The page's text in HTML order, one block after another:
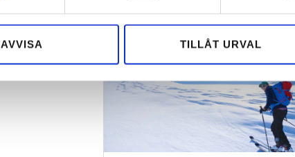
AVVISA TILLÅT URVAL